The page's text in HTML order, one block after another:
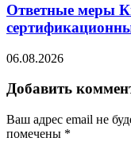
Ответные меры
06.08.2026
Добавить
Ваш адрес email не
помечены *